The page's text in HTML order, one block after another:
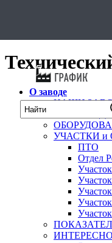
О заводе
НАШИ
УЧАСТКИ и
ПТО
Отдел